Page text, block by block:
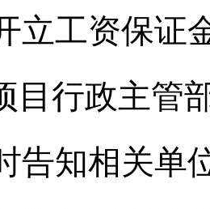
立工资保证
目行政主管
告知相关单